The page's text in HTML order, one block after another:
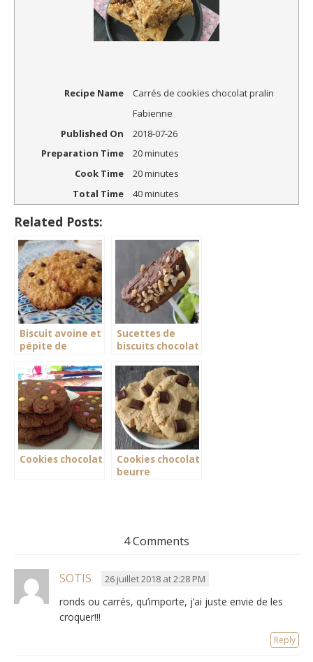
Recipe Name
Carrés de cookies chocolat pralin
Fabienne
Published On
2018-07-26
Preparation Time
20 minutes
Cook Time
20 minutes
Total Time
40 minutes
Related Posts:
Biscuit avoine et
pépite de
Sucettes de
biscuits chocolat
Cookies chocolat
Cookies chocolat
beurre
4 Comments
SOTIS 26 juillet 2018 at 2:28 PM
ronds ou carrés, qu’importe, j’ai juste envie de les
croquer!!!
Reply